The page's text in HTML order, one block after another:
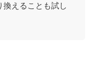
換えることも試し